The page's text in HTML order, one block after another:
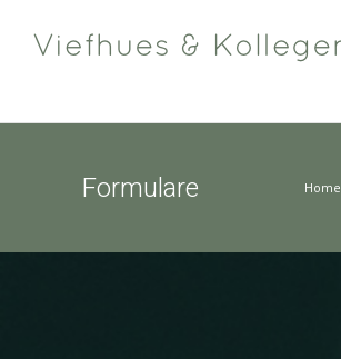
Formulare Home